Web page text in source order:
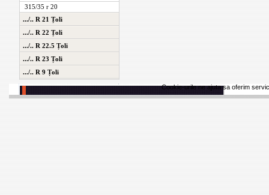
315/35 r 20
.../.. R 21 Țoli
.../.. R 22 Țoli
.../.. R 22.5 Țoli
.../.. R 23 Țoli
.../.. R 9 Țoli
Cookie-urile ne ajuta sa oferim